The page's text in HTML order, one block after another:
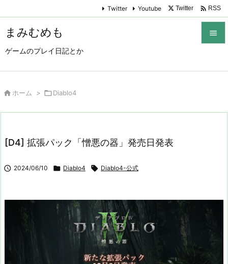
まみむめも
ゲームのプレイ日記とか

Twitter Youtube Twitter  RSS
 ホーム > Diablo4
[D4] 拡張パック「憎悪の器」発売日発表
 2024/06/10  Diablo4  Diablo4-公式